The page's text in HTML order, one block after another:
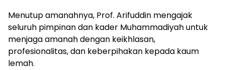
Menutup amanahnya, Prof. Arifuddin mengajak
seluruh pimpinan dan kader Muhammadiyah untuk
menjaga amanah dengan keikhlasan,
profesionalitas, dan keberpihakan kepada kaum
lemah.